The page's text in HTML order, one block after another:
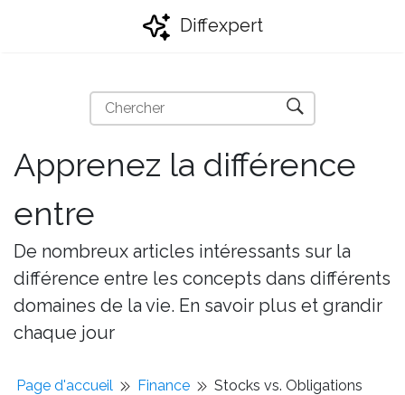
Diffexpert
Apprenez la différence
entre
De nombreux articles intéressants sur la
différence entre les concepts dans différents
domaines de la vie. En savoir plus et grandir
chaque jour
Page d'accueil Finance Stocks vs. Obligations